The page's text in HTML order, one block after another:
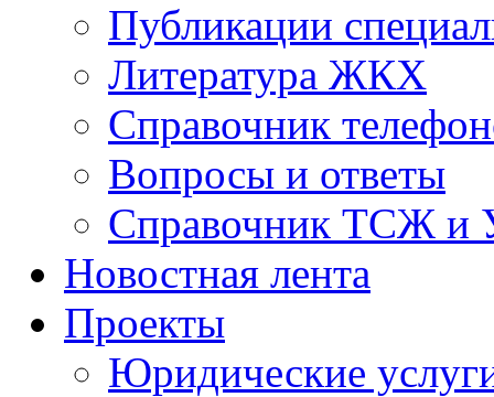
Публикации
Литература ЖКХ
Справочник
Вопросы и ответы
Справочник ТСЖ и
Новостная лента
Проекты
Юридические